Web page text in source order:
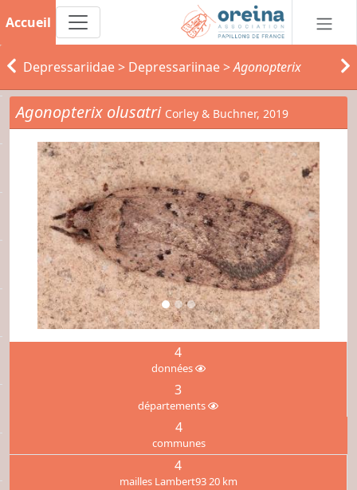
Accueil
Depressariidae> Depressariinae>Agonopterix
Agonopterix olusatri Corley & Buchner, 2019
4
données
3
départements
4
communes
4
mailles Lambert93 20 km